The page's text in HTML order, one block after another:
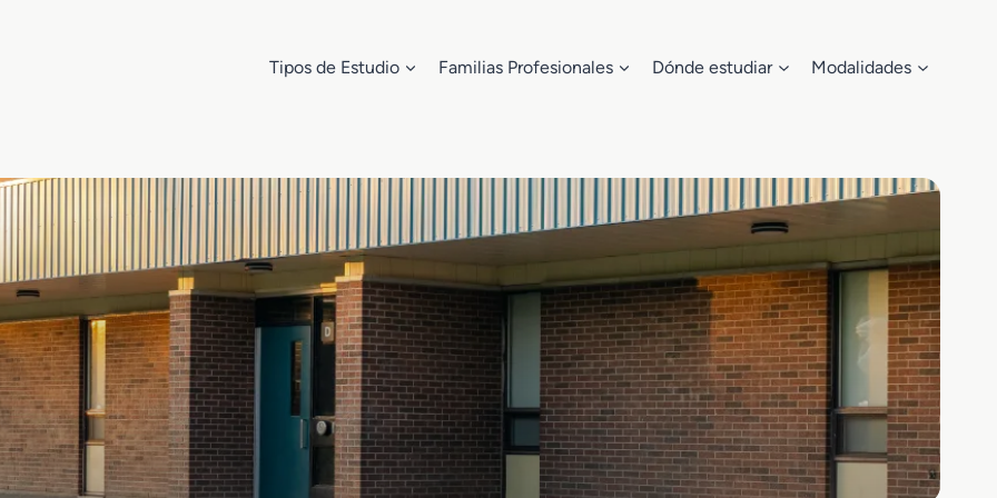
Tipos de Estudio Familias Profesionales Dónde estudiar Modalidades